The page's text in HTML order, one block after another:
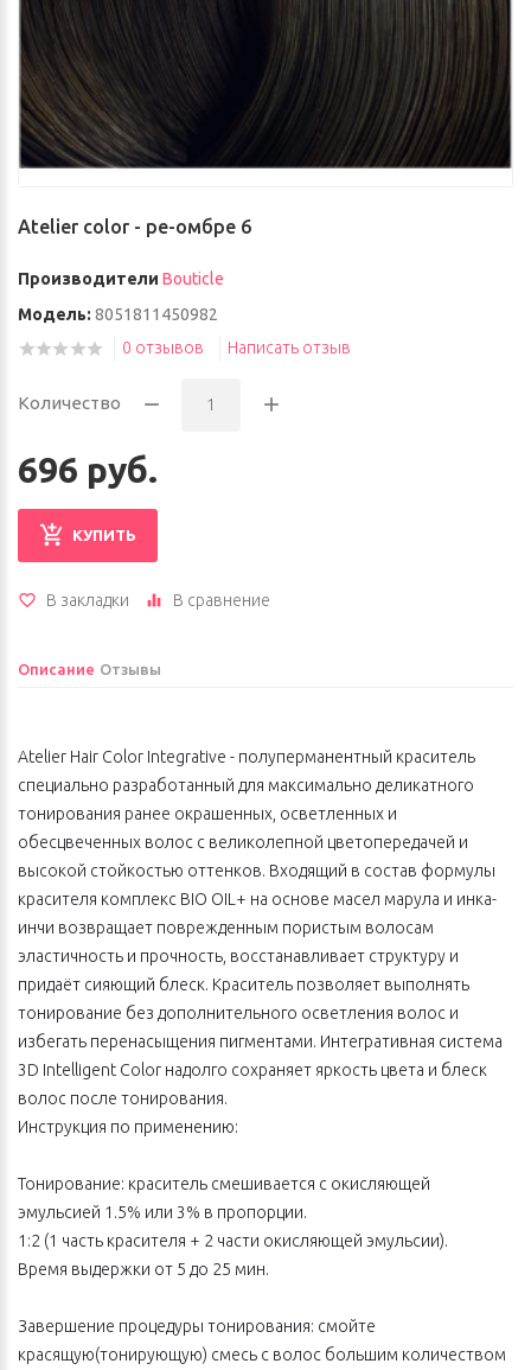
Atelier color - ре-омбре 6
Производители Bouticle
Модель: 8051811450982
0 отзывов
Написать отзыв
Количество
696 руб.
КУПИТЬ
В закладки В сравнение
Описание Отзывы
Atelier Hair Color Integrative - полуперманентный краситель
специально разработанный для максимально деликатного
тонирования ранее окрашенных, осветленных и
обесцвеченных волос с великолепной цветопередачей и
высокой стойкостью оттенков. Входящий в состав формулы
красителя комплекс BIO OIL+ на основе масел марула и инка-
инчи возвращает поврежденным пористым волосам
эластичность и прочность, восстанавливает структуру и
придаёт сияющий блеск. Краситель позволяет выполнять
тонирование без дополнительного осветления волос и
избегать перенасыщения пигментами. Интегративная система
3D Intelligent Color надолго сохраняет яркость цвета и блеск
волос после тонирования.
Инструкция по применению:
Тонирование: краситель смешивается с окисляющей
эмульсией 1.5% или 3% в пропорции.
1:2 (1 часть красителя + 2 части окисляющей эмульсии).
Время выдержки от 5 до 25 мин.
Завершение процедуры тонирования: смойте
красящую(тонирующую) смесь с волос большим количеством